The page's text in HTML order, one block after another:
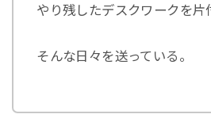
やり残したデスクワークを片
そんな日々を送っている。